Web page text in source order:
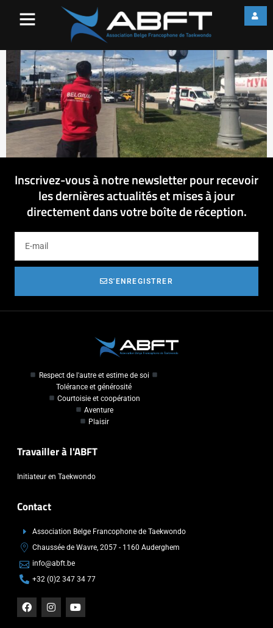
Inscrivez-vous à notre newsletter pour recevoir
les dernières actualités et mises à jour
directement dans votre boîte de réception.
S'ENREGISTRER
Respect de l'autre et estime de soi
Tolérance et générosité
Courtoisie et coopération
Aventure
Plaisir
Travailler à l'ABFT
Initiateur en Taekwondo
Contact
Association Belge Francophone de Taekwondo
Chaussée de Wavre, 2057 - 1160 Auderghem
info@abft.be
+32 (0)2 347 34 77